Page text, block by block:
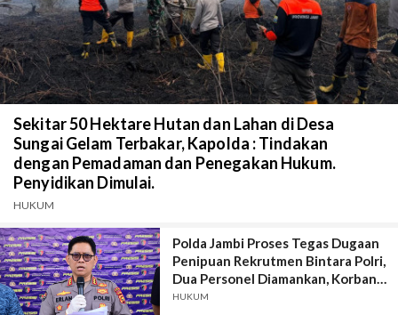
Sekitar 50 Hektare Hutan dan Lahan di Desa
Sungai Gelam Terbakar, Kapolda : Tindakan
dengan Pemadaman dan Penegakan Hukum.
Penyidikan Dimulai.
HUKUM
Polda Jambi Proses Tegas Dugaan
Penipuan Rekrutmen Bintara Polri,
Dua Personel Diamankan, Korban
Dari Rakyat Biasa Hingga Perwira,
HUKUM